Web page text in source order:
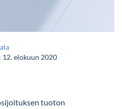
12. elokuun 2020
tuoton